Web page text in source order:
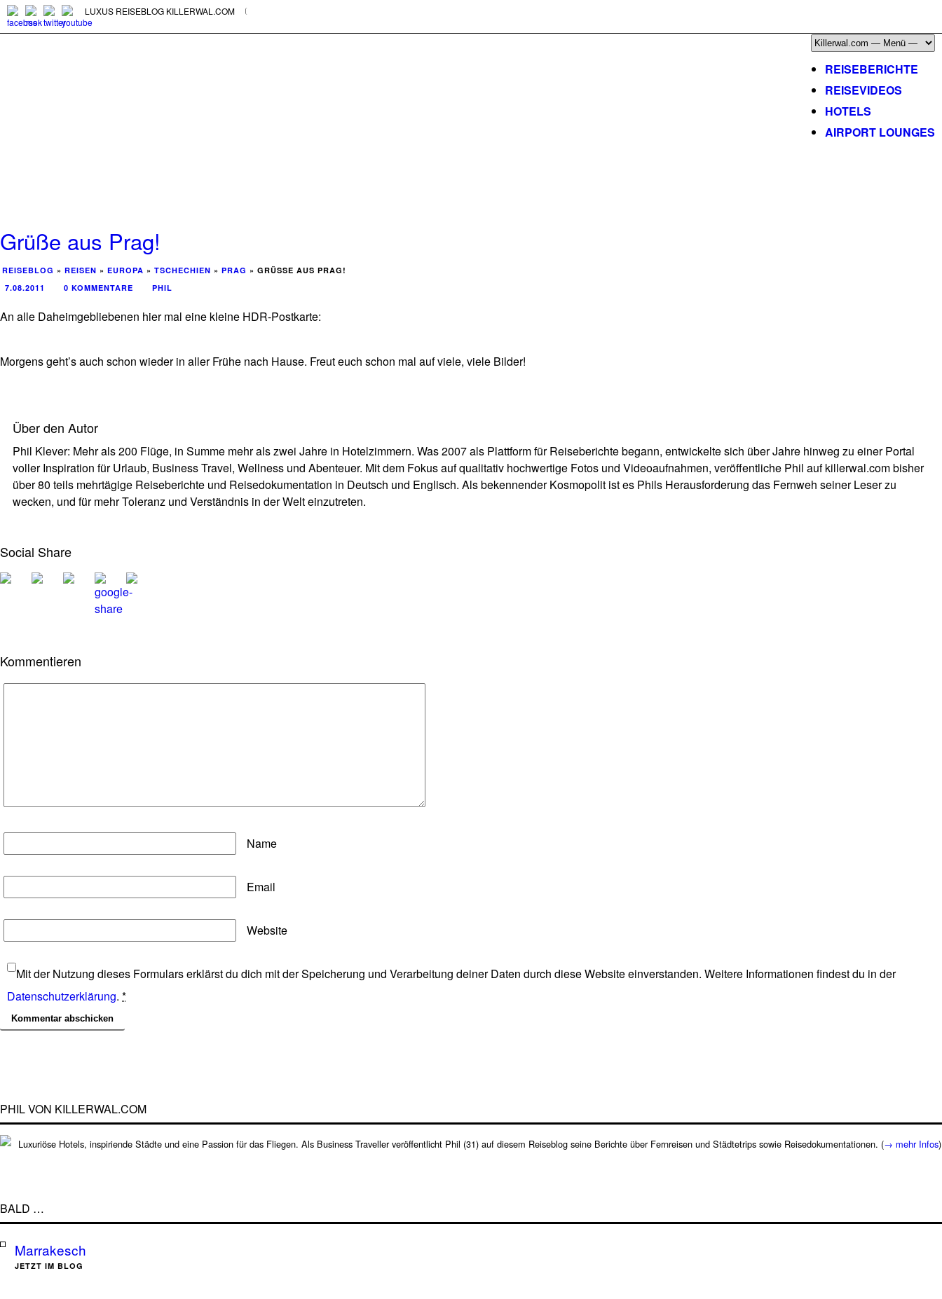
LUXUS REISEBLOG KILLERWAL.COM
REISEBERICHTE
REISEVIDEOS
HOTELS
AIRPORT LOUNGES
Grüße aus Prag!
REISEBLOG » REISEN » EUROPA » TSCHECHIEN » PRAG » GRÜSSE AUS PRAG!
7.08.2011
0 KOMMENTARE PHIL
An alle Daheimgebliebenen hier mal eine kleine HDR-Postkarte:
Morgens geht’s auch schon wieder in aller Frühe nach Hause. Freut euch schon mal auf viele, viele Bilder!
Über den Autor
Phil Klever: Mehr als 200 Flüge, in Summe mehr als zwei Jahre in Hotelzimmern. Was 2007 als Plattform für Reiseberichte begann, entwickelte sich über Jahre hinweg zu einer Portal
voller Inspiration für Urlaub, Business Travel, Wellness und Abenteuer. Mit dem Fokus auf qualitativ hochwertige Fotos und Videoaufnahmen, veröffentliche Phil aufkillerwal.combisher
über 80 teils mehrtägige Reiseberichte und Reisedokumentation in Deutsch und Englisch. Als bekennender Kosmopolit ist es Phils Herausforderung das Fernweh seiner Leser zu
wecken, und für mehr Toleranz und Verständnis in der Welt einzutreten.
Social Share
Kommentieren
Name
Email
Website
Mit der Nutzung dieses Formulars erklärst du dich mit der Speicherung und Verarbeitung deiner Daten durch diese Website einverstanden. Weitere Informationen findest du in der
Datenschutzerklärung. *
PHIL VON KILLERWAL.COM
Luxuriöse Hotels, inspiriende Städte und eine Passion für das Fliegen. Als Business Traveller veröffentlicht Phil (31) auf diesem Reiseblog seine Berichte über Fernreisen und Städtetrips sowie Reisedokumentationen. (→ mehr Infos)
BALD …
Marrakesch
JETZT IM BLOG